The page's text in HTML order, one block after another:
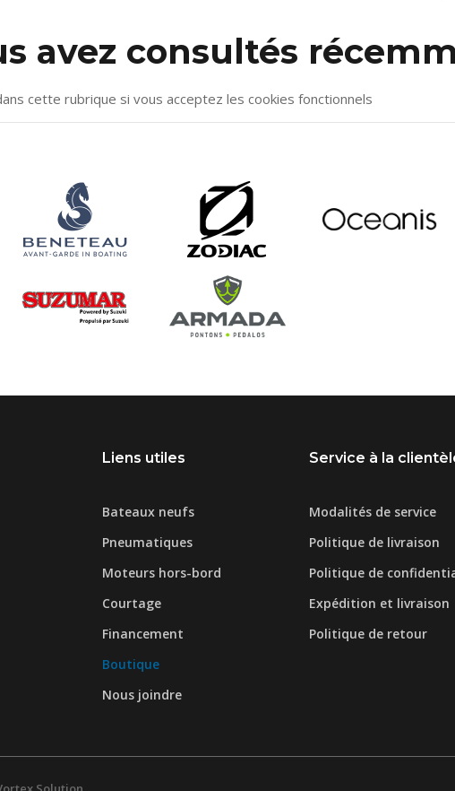
avez consultés
cette rubrique si vous acceptez les cookies fonctionnels
Liens utiles
Bateaux neufs
Pneumatiques
Moteurs hors-bord
Courtage
Financement
Boutique
Nous joindre
Service à la
Modalités de service
Politique de livraison
Politique de
Expédition et livraison
Politique de retour